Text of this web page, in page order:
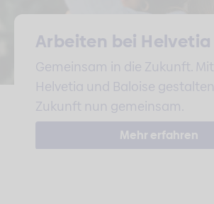
Arbeiten bei Helvetia
Gemeinsam in die Zukunft. Mit
Helvetia und Baloise
Zukunft nun gemeinsam.
Mehr erfahren